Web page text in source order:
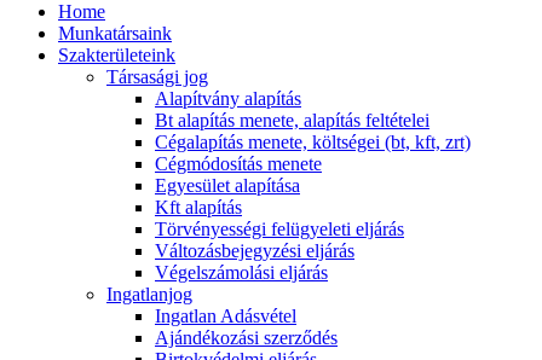
Home
Munkatársaink
Szakterületeink
Társasági jog
Alapítvány alapítás
Bt alapítás menete, alapítás feltételei
Cégalapítás menete, költségei (bt, kft, zrt)
Cégmódosítás menete
Egyesület alapítása
Kft alapítás
Törvényességi felügyeleti eljárás
Változásbejegyzési eljárás
Végelszámolási eljárás
Ingatlanjog
Ingatlan Adásvétel
Ajándékozási szerződés